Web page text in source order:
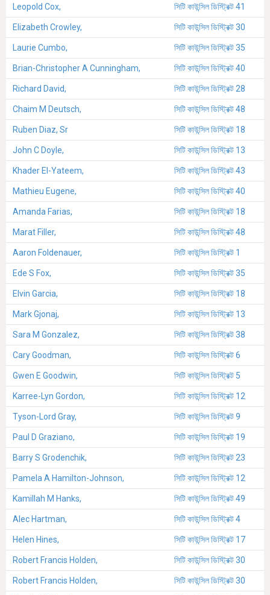
Leopold Cox, সিটি কাউন্সিল ডিস্ট্রিক্ট 41
Elizabeth Crowley, সিটি কাউন্সিল ডিস্ট্রিক্ট 30
Laurie Cumbo, সিটি কাউন্সিল ডিস্ট্রিক্ট 35
Brian-Christopher A Cunningham, সিটি কাউন্সিল ডিস্ট্রিক্ট 40
Richard David, সিটি কাউন্সিল ডিস্ট্রিক্ট 28
Chaim M Deutsch, সিটি কাউন্সিল ডিস্ট্রিক্ট 48
Ruben Diaz, Sr সিটি কাউন্সিল ডিস্ট্রিক্ট 18
John C Doyle, সিটি কাউন্সিল ডিস্ট্রিক্ট 13
Khader El-Yateem, সিটি কাউন্সিল ডিস্ট্রিক্ট 43
Mathieu Eugene, সিটি কাউন্সিল ডিস্ট্রিক্ট 40
Amanda Farias, সিটি কাউন্সিল ডিস্ট্রিক্ট 18
Marat Filler, সিটি কাউন্সিল ডিস্ট্রিক্ট 48
Aaron Foldenauer, সিটি কাউন্সিল ডিস্ট্রিক্ট 1
Ede S Fox, সিটি কাউন্সিল ডিস্ট্রিক্ট 35
Elvin Garcia, সিটি কাউন্সিল ডিস্ট্রিক্ট 18
Mark Gjonaj, সিটি কাউন্সিল ডিস্ট্রিক্ট 13
Sara M Gonzalez, সিটি কাউন্সিল ডিস্ট্রিক্ট 38
Cary Goodman, সিটি কাউন্সিল ডিস্ট্রিক্ট 6
Gwen E Goodwin, সিটি কাউন্সিল ডিস্ট্রিক্ট 5
Karree-Lyn Gordon, সিটি কাউন্সিল ডিস্ট্রিক্ট 12
Tyson-Lord Gray, সিটি কাউন্সিল ডিস্ট্রিক্ট 9
Paul D Graziano, সিটি কাউন্সিল ডিস্ট্রিক্ট 19
Barry S Grodenchik, সিটি কাউন্সিল ডিস্ট্রিক্ট 23
Pamela A Hamilton-Johnson, সিটি কাউন্সিল ডিস্ট্রিক্ট 12
Kamillah M Hanks, সিটি কাউন্সিল ডিস্ট্রিক্ট 49
Alec Hartman, সিটি কাউন্সিল ডিস্ট্রিক্ট 4
Helen Hines, সিটি কাউন্সিল ডিস্ট্রিক্ট 17
Robert Francis Holden, সিটি কাউন্সিল ডিস্ট্রিক্ট 30
Robert Francis Holden, সিটি কাউন্সিল ডিস্ট্রিক্ট 30